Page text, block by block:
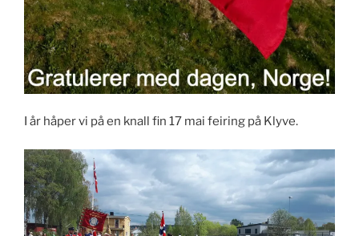
I år håper vi på en knall fin 17 mai feiring på Klyve.